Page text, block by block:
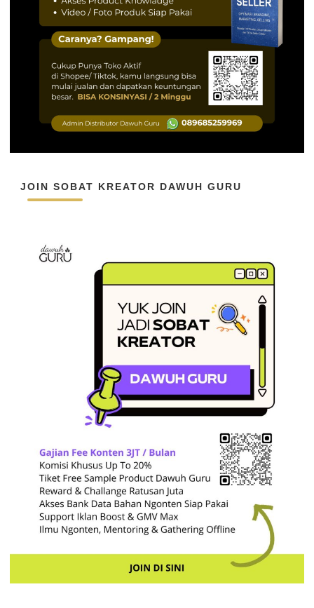
JOIN SOBAT KREATOR DAWUH GURU